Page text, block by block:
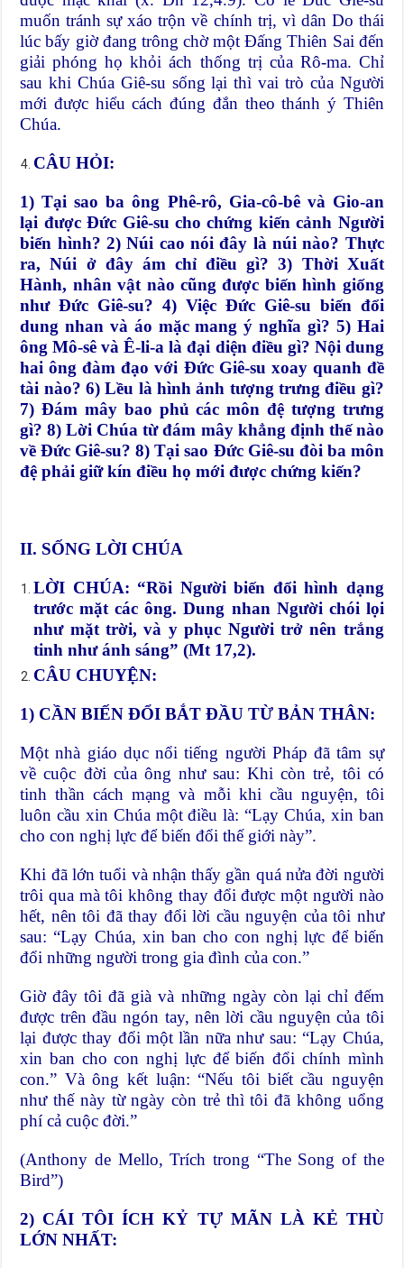
muốn tránh sự xáo trộn về chính trị, vì dân Do thái
lúc bấy giờ đang trông chờ một Đấng Thiên Sai đến
giải phóng họ khỏi ách thống trị của Rô-ma. Chỉ
sau khi Chúa Giê-su sống lại thì vai trò của Người
mới được hiểu cách đúng đắn theo thánh ý Thiên
Chúa.
CÂU HỎI:
1) Tại sao ba ông Phê-rô, Gia-cô-bê và Gio-an
lại được Đức Giê-su cho chứng kiến cảnh Người
biến hình? 2) Núi cao nói đây là núi nào? Thực
ra, Núi ở đây ám chỉ điều gì? 3) Thời Xuất
Hành, nhân vật nào cũng được biến hình giống
như Đức Giê-su? 4) Việc Đức Giê-su biến đổi
dung nhan và áo mặc mang ý nghĩa gì? 5) Hai
ông Mô-sê và Ê-li-a là đại diện điều gì? Nội dung
hai ông đàm đạo với Đức Giê-su xoay quanh đề
tài nào? 6) Lều là hình ảnh tượng trưng điều gì?
7) Đám mây bao phủ các môn đệ tượng trưng
gì? 8) Lời Chúa từ đám mây khẳng định thế nào
về Đức Giê-su? 8) Tại sao Đức Giê-su đòi ba môn
đệ phải giữ kín điều họ mới được chứng kiến?
II. SỐNG LỜI CHÚA
LỜI CHÚA: “Rồi Người biến đổi hình dạng
trước mặt các ông. Dung nhan Người chói lọi
như mặt trời, và y phục Người trở nên trắng
tinh như ánh sáng” (Mt 17,2).
CÂU CHUYỆN:
1) CẦN BIẾN ĐỔI BẮT ĐẦU TỪ BẢN THÂN:
Một nhà giáo dục nổi tiếng người Pháp đã tâm sự
về cuộc đời của ông như sau: Khi còn trẻ, tôi có
tinh thần cách mạng và mỗi khi cầu nguyện, tôi
luôn cầu xin Chúa một điều là: “Lạy Chúa, xin ban
cho con nghị lực để biến đổi thế giới này”.
Khi đã lớn tuổi và nhận thấy gần quá nửa đời người
trôi qua mà tôi không thay đổi được một người nào
hết, nên tôi đã thay đổi lời cầu nguyện của tôi như
sau: “Lạy Chúa, xin ban cho con nghị lực để biến
đổi những người trong gia đình của con.”
Giờ đây tôi đã già và những ngày còn lại chỉ đếm
được trên đầu ngón tay, nên lời cầu nguyện của tôi
lại được thay đổi một lần nữa như sau: “Lạy Chúa,
xin ban cho con nghị lực để biến đổi chính mình
con.” Và ông kết luận: “Nếu tôi biết cầu nguyện
như thế này từ ngày còn trẻ thì tôi đã không uổng
phí cả cuộc đời.”
(Anthony de Mello, Trích trong “The Song of the
Bird”)
2) CÁI TÔI ÍCH KỶ TỰ MÃN LÀ KẺ THÙ
LỚN NHẤT: